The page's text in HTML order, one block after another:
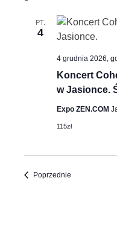
PT.
4
Koncert
w Jasionce.
4 grudnia 2026,
Expo ZEN.COM
115zł
PoprzednieWydarzenia